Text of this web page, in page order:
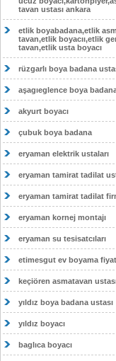
tavan ustası ankara
etlik boyabadana,etlik
tavan,etlik boyacıı,etlik
tavan,etlik usta boyacı
rüzgarlı boya badana
aşagıeglence boya
akyurt boyacı
çubuk boya badana
eryaman elektrik ustaları
eryaman tamirat tadilat
eryaman tamirat tadilat
eryaman kornej montajı
eryaman su tesisatcıları
etimesgut ev boyama
keçiören asmatavan
yıldız boya badana ustası
yıldız boyacı
baglıca boyacı